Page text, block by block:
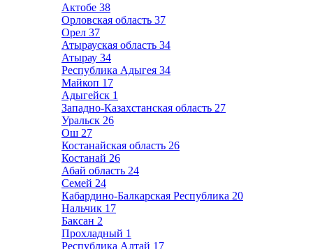
Актобе 38
Орловская область 37
Орел 37
Атырауская область 34
Атырау 34
Республика Адыгея 34
Майкоп 17
Адыгейск 1
Западно-Казахстанская область 27
Уральск 26
Ош 27
Костанайская область 26
Костанай 26
Абай область 24
Семей 24
Кабардино-Балкарская Республика 20
Нальчик 17
Баксан 2
Прохладный 1
Республика Алтай 17